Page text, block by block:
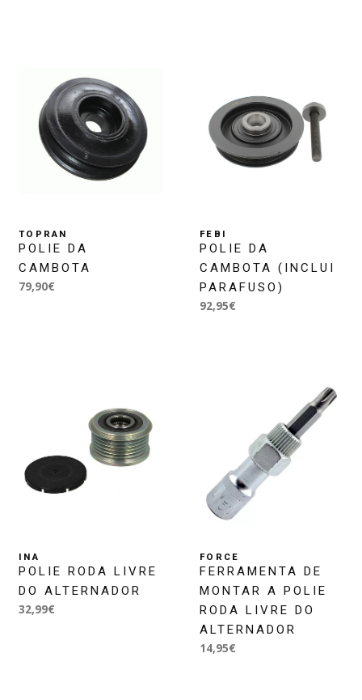
TOPRAN
POLIE DA
CAMBOTA
79,90€
FEBI
POLIE DA
CAMBOTA (INCLUI
PARAFUSO)
92,95€
INA
POLIE RODA LIVRE
DO ALTERNADOR
32,99€
FORCE
FERRAMENTA DE
MONTAR A POLIE
RODA LIVRE DO
ALTERNADOR
14,95€